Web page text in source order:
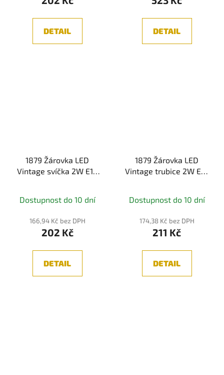
DETAIL DETAIL
1879 Žárovka LED
Vintage svíčka 2W E14
Dostupnost do 10 dní
166,94 Kč bez DPH
202 Kč
DETAIL
1879 Žárovka LED
Vintage trubice 2W E14
Dostupnost do 10 dní
174,38 Kč bez DPH
211 Kč
DETAIL